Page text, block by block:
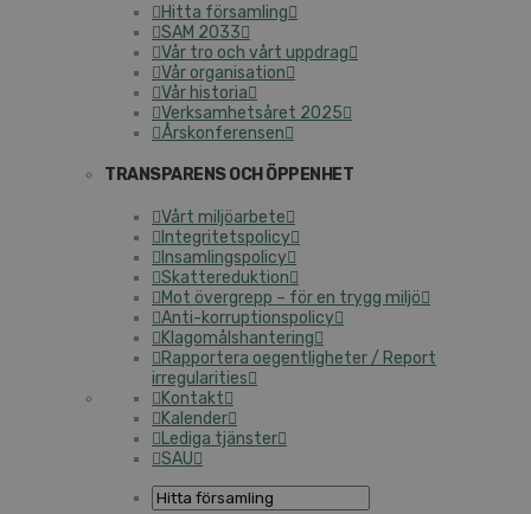
Hitta församling
SAM 2033
Vår tro och vårt uppdrag
Vår organisation
Vår historia
Verksamhetsåret 2025
Årskonferensen
TRANSPARENS OCH ÖPPENHET
Vårt miljöarbete
Integritetspolicy
Insamlingspolicy
Skattereduktion
Mot övergrepp – för en trygg miljö
Anti-korruptionspolicy
Klagomålshantering
Rapportera oegentligheter / Report
irregularities
Kontakt
Kalender
Lediga tjänster
SAU